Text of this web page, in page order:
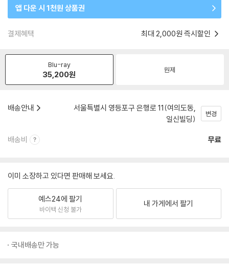
앱 다운 시 1천원 상품권
결제혜택 최대 2,000원 즉시할인
Blu-ray
35,200원 원제
배송안내
서울특별시 영등포구 은행로 11(여의도동,
일신빌딩)
변경
배송비 무료
이미 소장하고 있다면 판매해 보세요.
예스24에 팔기
바이백 신청 불가
내 가게에서 팔기
국내배송만 가능